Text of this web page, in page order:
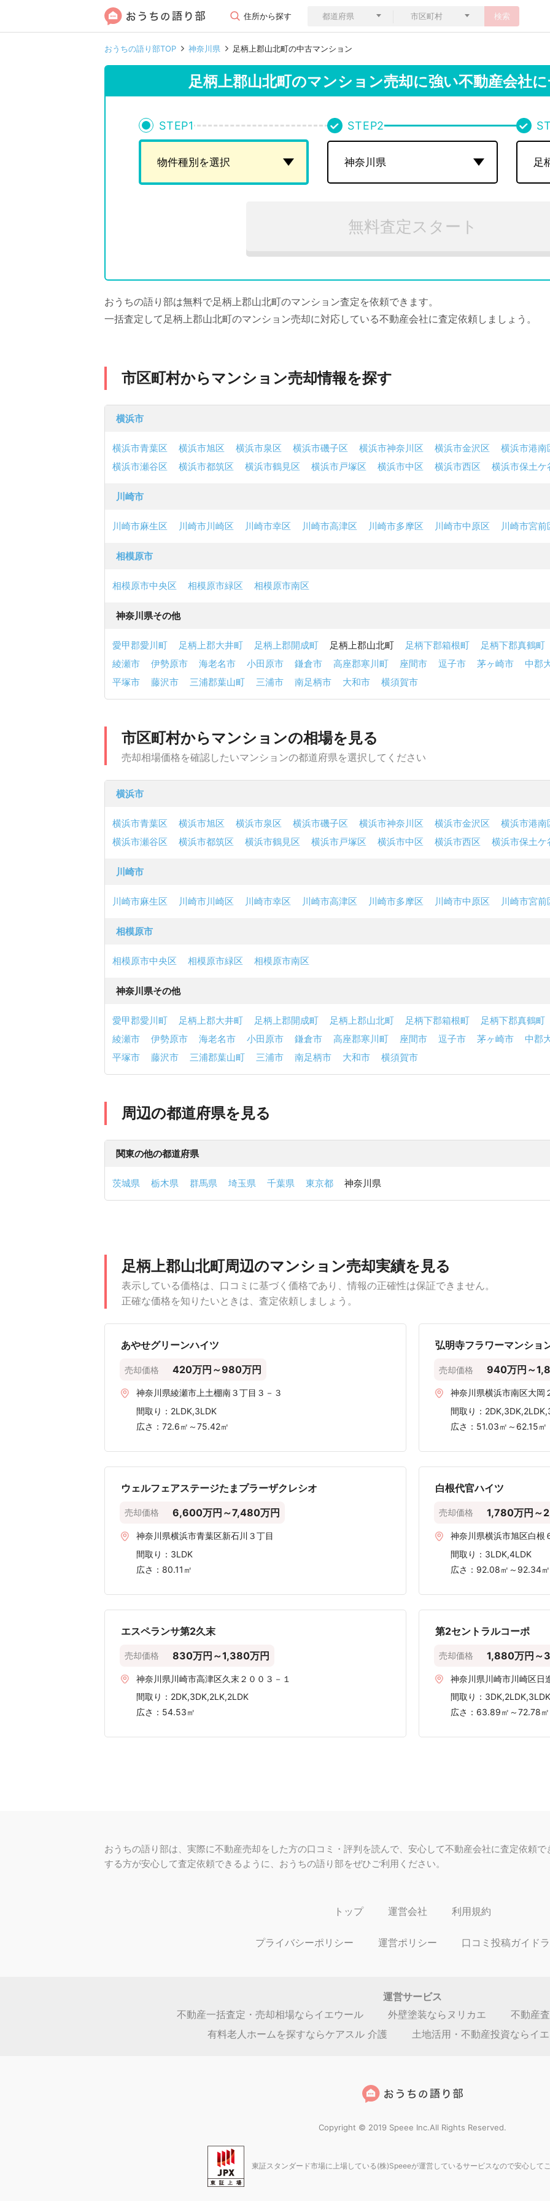
住所から探す 検索
おうちの語り部TOP 神奈川県 足柄上郡山北町の中古マンション
足柄上郡山北町のマンション売却に強い不動産会社
STEP1 STEP2
無料査定スタート
おうちの語り部は無料で足柄上郡山北町のマンション査定を依頼できます。
一括査定して足柄上郡山北町のマンション売却に対応している不動産会社に査定依頼しましょう。
市区町村からマンション売却情報を探す
横浜市
横浜市青葉区 横浜市旭区 横浜市泉区 横浜市磯子区 横浜市神奈川区 横浜市金沢区 横浜市港南
横浜市瀬谷区
横浜市都筑区 横浜市鶴見区 横浜市戸塚区 横浜市中区 横浜市西区 横浜市保土ケ
川崎市
川崎市麻生区 川崎市川崎区 川崎市幸区 川崎市高津区 川崎市多摩区 川崎市中原区 川崎市宮前
相模原市
相模原市中央区 相模原市緑区 相模原市南区
神奈川県その他
愛甲郡愛川町 足柄上郡大井町 足柄上郡開成町 足柄上郡山北町 足柄下郡箱根町 足柄下郡真鶴町
綾瀬市
伊勢原市 海老名市 小田原市 鎌倉市 高座郡寒川町 座間市 逗子市 茅ヶ崎市 中郡
平塚市
藤沢市 三浦郡葉山町 三浦市 南足柄市 大和市 横須賀市
市区町村からマンションの相場を見る
売却相場価格を確認したいマンションの都道府県を選択してください
横浜市
横浜市青葉区 横浜市旭区 横浜市泉区 横浜市磯子区 横浜市神奈川区 横浜市金沢区 横浜市港南
横浜市瀬谷区
横浜市都筑区 横浜市鶴見区 横浜市戸塚区 横浜市中区 横浜市西区 横浜市保土ケ
川崎市
川崎市麻生区 川崎市川崎区 川崎市幸区 川崎市高津区 川崎市多摩区 川崎市中原区 川崎市宮前
相模原市
相模原市中央区 相模原市緑区 相模原市南区
神奈川県その他
愛甲郡愛川町 足柄上郡大井町 足柄上郡開成町 足柄上郡山北町 足柄下郡箱根町 足柄下郡真鶴町
綾瀬市
伊勢原市 海老名市 小田原市 鎌倉市 高座郡寒川町 座間市 逗子市 茅ヶ崎市 中郡
平塚市
藤沢市 三浦郡葉山町 三浦市 南足柄市 大和市 横須賀市
周辺の都道府県を見る
関東の他の都道府県
茨城県 栃木県 群馬県 埼玉県 千葉県 東京都 神奈川県
足柄上郡山北町でマンション、一戸建て、土地などの不動産を売却しようとしている方は、足柄上郡
にしましょう。
マンションの売却・査定価格の参考になる要素は、「専有面積」「間取り」「築年数」「駅徒歩」の
足柄上郡山北町におけるマンション売却事例から、売却価格帯を専有面積の広さや駅からの距離ご
足柄上郡山北町の
十分な取引実績データが存在しません
〜100m²
〜80m²
〜70m²
〜60m²
〜50m²
〜40m²
足柄上郡山北町周辺のマンション売却実績を見る
72.6㎡～75.42㎡
弘明寺フラワーマンショ
広さ：
51.03㎡～62.15㎡
神奈川県横浜市旭区白根
広さ：92.08㎡～92.34㎡